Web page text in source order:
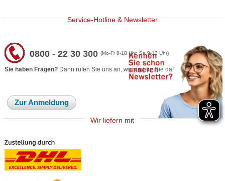
Service-Hotline & Newsletter
0800 - 22 30 300(Mo-Fr 8-18 Uhr, Sa 9-12 Uhr)
Sie haben Fragen? Dann rufen Sie uns an, wir sind für Sie da!
Zur Anmeldung
Wir liefern mit